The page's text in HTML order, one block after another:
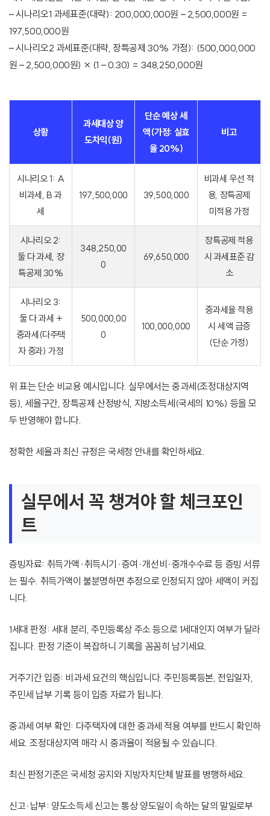
– 시나리오1 과세표준(대략): 200,000,000원 – 2,500,000원 =
197,500,000원
– 시나리오2 과세표준(대략, 장특공제 30% 가정): (500,000,000
원 – 2,500,000원) × (1 – 0.30) = 348,250,000원
상황
과세대상 양
도차익(원)
단순 예상 세
액(가정: 실효
율 20%)
비고
시나리오 1: A
비과세, B 과
세
197,500,000 39,500,000
비과세 우선 적
용, 장특공제
미적용 가정
시나리오 2:
둘 다 과세, 장
특공제 30%
348,250,00
0
69,650,000
장특공제 적용
시 과세표준 감
소
시나리오 3:
둘 다 과세 +
중과세(다주택
자 중과) 가정
500,000,00
0
100,000,000
중과세율 적용
시 세액 급증
(단순 가정)
위 표는 단순 비교용 예시입니다. 실무에서는 중과세(조정대상지역
등), 세율구간, 장특공제 산정방식, 지방소득세(국세의 10%) 등을 모
두 반영해야 합니다.
정확한 세율과 최신 규정은 국세청 안내를 확인하세요.
실무에서 꼭 챙겨야 할 체크포인
트
증빙자료: 취득가액·취득시기·증여·개선비·중개수수료 등 증빙 서류
는 필수. 취득가액이 불분명하면 추정으로 인정되지 않아 세액이 커집
니다.
1세대 판정: 세대 분리, 주민등록상 주소 등으로 1세대인지 여부가 달라
집니다. 판정 기준이 복잡하니 기록을 꼼꼼히 남기세요.
거주기간 입증: 비과세 요건의 핵심입니다. 주민등록등본, 전입일자,
주민세 납부 기록 등이 입증 자료가 됩니다.
중과세 여부 확인: 다주택자에 대한 중과세 적용 여부를 반드시 확인하
세요. 조정대상지역 매각 시 중과율이 적용될 수 있습니다.
최신 판정기준은 국세청 공지와 지방자치단체 발표를 병행하세요.
신고·납부: 양도소득세 신고는 통상 양도일이 속하는 달의 말일로부